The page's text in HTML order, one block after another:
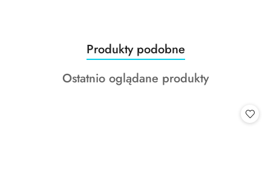
Pomiń karuzelę produktów
Produkty
o
statusie:
Produkty podobne
Produkty
Ostatnio oglądane produkty